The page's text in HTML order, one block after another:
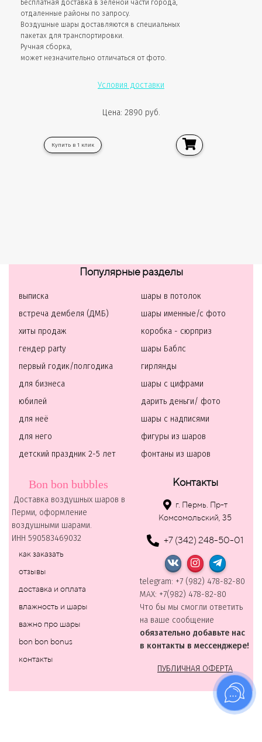
Бесплатная доставка в зелёной части города,
отдаленные районы по запросу.
Воздушные шары доставляются в специальных
пакетах для транспортировки.
Ручная сборка,
может незначительно отличаться от фото.
Условия доставки
Цена: 2890 руб.
Купить в 1 клик
Популярные разделы
выписка
встреча дембеля (ДМБ)
хиты продаж
гендер party
первый годик/полгодика
для бизнеса
юбилей
для неё
для него
детский праздник 2-5 лет
шары в потолок
шары именные/с фото
коробка - сюрприз
шары Баблс
гирлянды
шары с цифрами
дарить деньги/ фото
шары с надписями
фигуры из шаров
фонтаны из шаров
Bon bon bubbles
Доставка воздушных шаров в
Перми, оформление
воздушными шарами.
ИНН 590583469032
как заказать
отзывы
доставка и оплата
влажность и шары
важно про шары
bon bon bonus
контакты
Контакты
г. Пермь. Пр-т
Комсомольский, 35
+7 (342) 248-50-01
telegram: +7 (982) 478-82-80
MAХ: +7(982) 478-82-80
Что бы мы смогли ответить
на ваше сообщение
обязательно добавьте нас
в контакты в мессенджере!
ПУБЛИЧНАЯ ОФЕРТА